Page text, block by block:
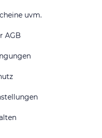
uvm.
AGB